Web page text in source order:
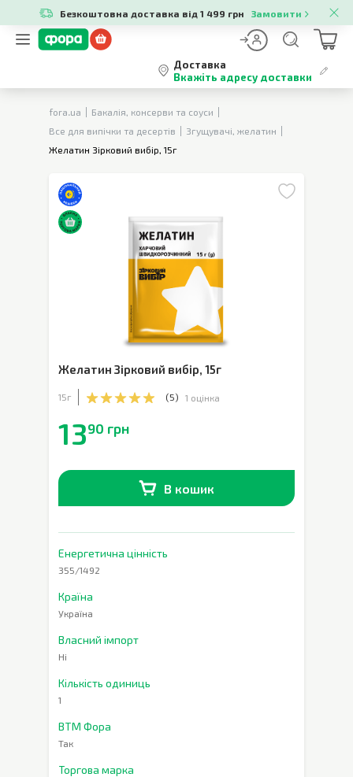
Безкоштовна доставка від 1 499 грн Замовити
Доставка
Вкажіть адресу доставки
fora.ua
Бакалія, консерви та соуси
Все для випічки та десертів
Згущувачі, желатин
Желатин Зірковий вибір, 15г
Желатин Зірковий вибір, 15г
15г (5) 1 оцінка
1390 грн
В кошик
Енергетична цінність
355/1492
Країна
Україна
Власний імпорт
Ні
Кількість одиниць
1
ВТМ Фора
Так
Торгова марка